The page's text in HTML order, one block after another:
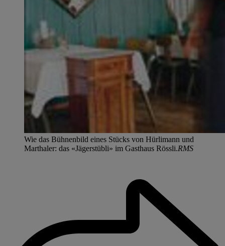
Wie das Bühnenbild eines Stücks von Hürlimann und
Marthaler: das «Jägerstübli» im Gasthaus Rössli.RMS